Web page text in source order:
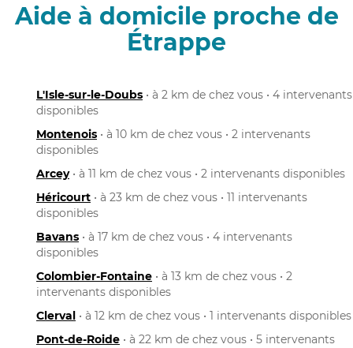
Aide à domicile proche de
Étrappe
L'Isle-sur-le-Doubs • à 2 km de chez vous • 4 intervenants
disponibles
Montenois • à 10 km de chez vous • 2 intervenants
disponibles
Arcey• à 11 km de chez vous • 2 intervenants disponibles
Héricourt • à 23 km de chez vous • 11 intervenants
disponibles
Bavans • à 17 km de chez vous • 4 intervenants
disponibles
Colombier-Fontaine • à 13 km de chez vous • 2
intervenants disponibles
Clerval • à 12 km de chez vous • 1 intervenants disponibles
Pont-de-Roide • à 22 km de chez vous • 5 intervenants